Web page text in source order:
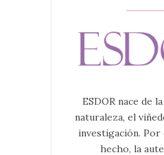
ESDOR nace de
naturaleza, el
investigación.
hecho, la